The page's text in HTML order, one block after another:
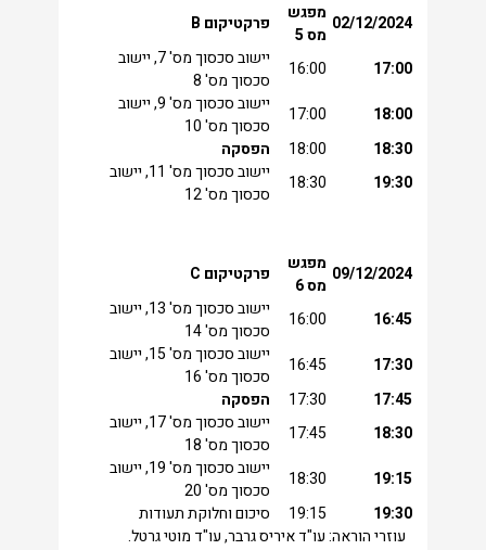
02/12/2024 מפגש
מס 5
פרקטיקום B
17:00
16:00
יישוב סכסוך מס' 7, יישוב
סכסוך מס' 8
18:00
17:00
יישוב סכסוך מס' 9, יישוב
סכסוך מס' 10
18:30
18:00
הפסקה
19:30
18:30
יישוב סכסוך מס' 11, יישוב
סכסוך מס' 12
09/12/2024 מפגש
מס 6
פרקטיקום C
16:45
16:00
יישוב סכסוך מס' 13, יישוב
סכסוך מס' 14
17:30
16:45
יישוב סכסוך מס' 15, יישוב
סכסוך מס' 16
17:45
17:30
הפסקה
18:30
17:45
יישוב סכסוך מס' 17, יישוב
סכסוך מס' 18
19:15
18:30
יישוב סכסוך מס' 19, יישוב
סכסוך מס' 20
19:30
19:15
סיכום וחלוקת תעודות
עוזרי הוראה: עו"ד איריס גרבר, עו"ד מוטי גרטל.